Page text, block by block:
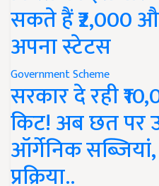
सकते हैं ₹2,000
अपना स्टेटस
Government Scheme
सरकार दे रही
किट! अब छत पर
ऑर्गेनिक
प्रक्रिया..